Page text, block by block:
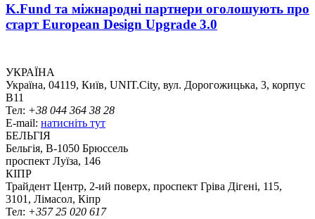
K.Fund та міжнародні партнери оголошують про
старт European Design Upgrade 3.0
УКРАЇНА
Україна, 04119, Київ, UNIT.City, вул. Дорогожицька, 3, корпус
B11
Тел: +38 044 364 38 28
E-mail: натисніть тут
БЕЛЬГІЯ
Бельгія, В-1050 Брюссель
проспект Луїза, 146
КІПР
Трайдент Центр, 2-ий поверх, проспект Гріва Дігені, 115,
3101, Лімасол, Кіпр
Тел: +357 25 020 617